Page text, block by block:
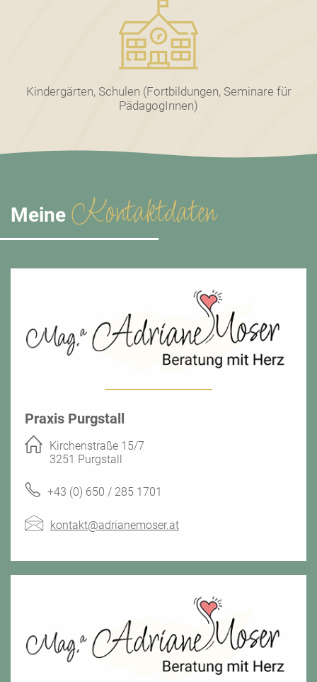
Kindergärten, Schulen (Fortbildungen, Seminare für
PädagogInnen)
Meine Kontaktdaten
Praxis Purgstall
Kirchenstraße 15/7
3251 Purgstall
+43 (0) 650 / 285 1701
kontakt@adrianemoser.at